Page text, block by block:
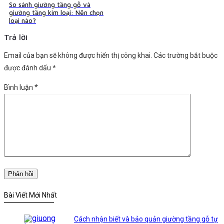
So sánh giường tầng gỗ và
giường tầng kim loại: Nên chọn
loại nào?
Trả lời
Email của bạn sẽ không được hiển thị công khai. Các trường bắt buộc
được đánh dấu *
Bình luận *
Bài Viết Mới Nhất
Cách nhận biết và bảo quản giường tầng gỗ tự